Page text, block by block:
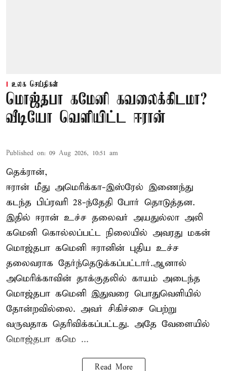
உலக செய்திகள்
மொஜ்தபா கமேனி கவலைக்கிடமா?
வீடியோ வெளியிட்ட ஈரான்
Published on: 09 Aug 2026, 10:51 am
தெக்ரான்,
ஈரான் மீது அமெரிக்கா-இஸ்ரேல் இணைந்து
கடந்த பிப்ரவரி 28-ந்தேதி போர் தொடுத்தன.
இதில் ஈரான் உச்ச தலைவர் அயதுல்லா அலி
கமெனி கொல்லப்பட்ட நிலையில் அவரது மகன்
மொஜ்தபா கமெனி ஈரானின் புதிய உச்ச
தலைவராக தேர்ந்தெடுக்கப்பட்டார்.ஆனால்
அமெரிக்காவின் தாக்குதலில் காயம் அடைந்த
மொஜ்தபா கமெனி இதுவரை பொதுவெளியில்
தோன்றவில்லை. அவர் சிகிச்சை பெற்று
வருவதாக தெரிவிக்கப்பட்டது. அதே வேளையில்
மொஜ்தபா கமெ ...
Read More